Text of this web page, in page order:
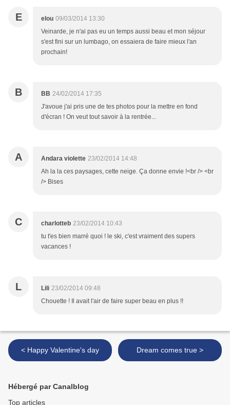
E elou 09/03/2014 13:30
Veinarde, je n'ai pas eu un temps aussi beau et mon séjour
s'est fini sur un lumbago, on essaiera de faire mieux l'an
prochain!
B BB 24/02/2014 17:35
J'avoue j'ai pris une de tes photos pour la mettre en fond
d'écran ! On veut tout savoir à la rentrée...
A Andara violette 23/02/2014 14:48
Ah la la ces paysages, cette neige. Ça donne envie !<br /> <br
/> Bises
C charlotteb 23/02/2014 10:43
tu t'es bien marré quoi ! le ski, c'est vraiment des supers
vacances !
L Lili 23/02/2014 09:48
Chouette ! Il avait l'air de faire super beau en plus !!
< Happy Valentine's day Dream comes true >
Hébergé par Canalblog
Top articles